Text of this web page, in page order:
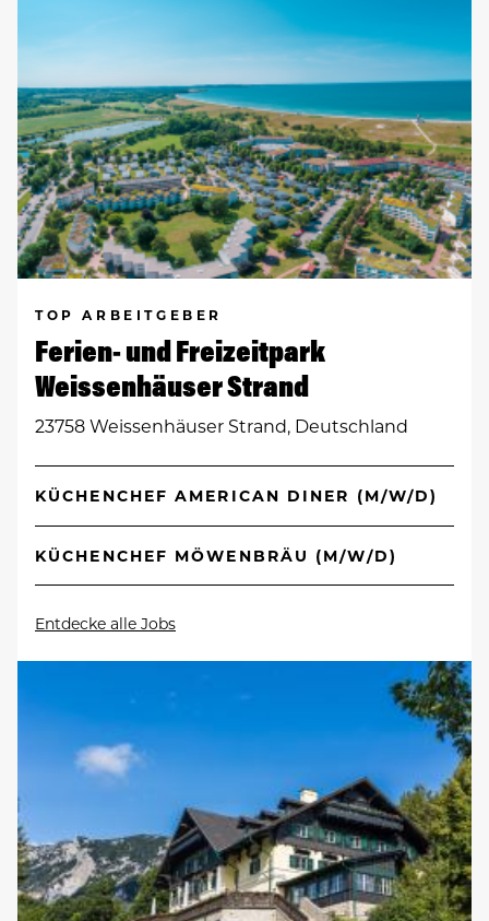
TOP ARBEITGEBER
Ferien- und Freizeitpark
Weissenhäuser Strand
23758 Weissenhäuser Strand, Deutschland
KÜCHENCHEF AMERICAN DINER (M/W/D)
KÜCHENCHEF MÖWENBRÄU (M/W/D)
Entdecke alle Jobs